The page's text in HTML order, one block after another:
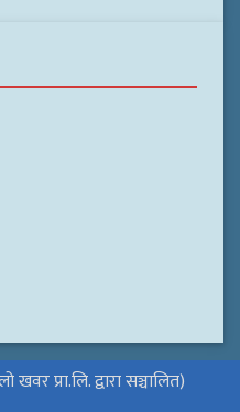
प्रा.लि. द्वारा सञ्चालित)